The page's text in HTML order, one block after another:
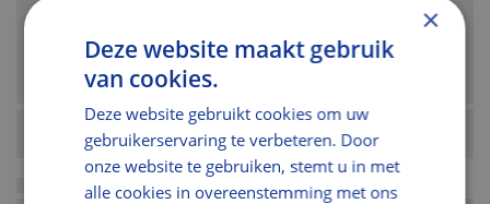
×
Deze website maakt gebruik
van cookies.
Deze website gebruikt cookies om uw
gebruikerservaring te verbeteren. Door
onze website te gebruiken, stemt u in met
alle cookies in overeenstemming met ons